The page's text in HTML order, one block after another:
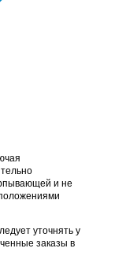
и не
уточнять у
заказы в